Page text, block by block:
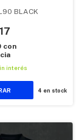
BLACK
con
interés
4 en stock